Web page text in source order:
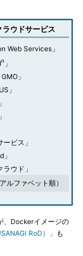
ウドサービス
Web Services」
n 」
」
」
ビス」
ウド」
ルファベット順）
、Dockerイメージの
RoD）」
も